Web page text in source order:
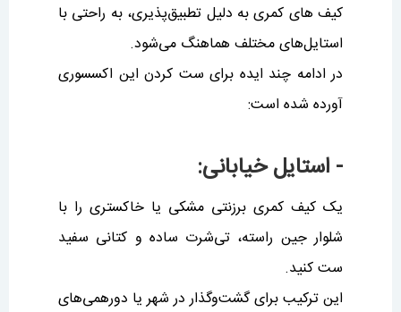
کیف های کمری به دلیل تطبیق‌پذیری، به راحتی با
استایل‌های مختلف هماهنگ می‌شود.
در ادامه چند ایده برای ست کردن این اکسسوری
آورده شده است:
- استایل خیابانی:
یک کیف کمری برزنتی مشکی یا خاکستری را با
شلوار جین راسته، تی‌شرت ساده و کتانی سفید
ست کنید.
این ترکیب برای گشت‌وگذار در شهر یا دورهمی‌های